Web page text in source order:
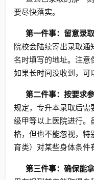
要尽快落实。
第一件事：留意录取
院校会陆续寄出录取
名时填写的地址。注意
如果长时间没收到，可
第二件事：按要求参
规定，专升本录取后需
级甲等以上医院进行。
格，但也不能忽视，特
育类）对某些身体条件
第三件事：确保能